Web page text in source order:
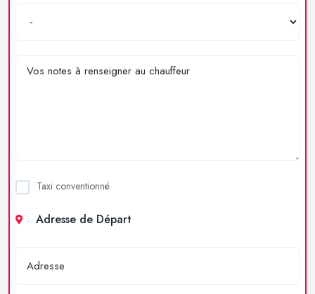
Taxi conventionné
Adresse de Départ